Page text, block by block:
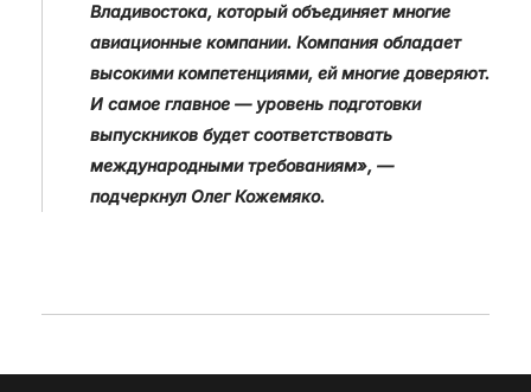
Владивостока, который объединяет многие
авиационные компании. Компания обладает
высокими компетенциями, ей многие доверяют.
И самое главное — уровень подготовки
выпускников будет соответствовать
международными требованиям», —
подчеркнул Олег Кожемяко.